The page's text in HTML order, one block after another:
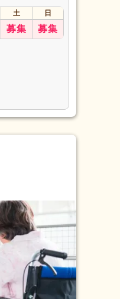
土
日
募集 募集